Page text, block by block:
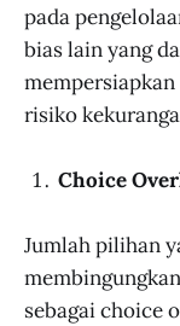
pada
bias lain yang
risiko
Choice
Jumlah pilihan
sebagai choice